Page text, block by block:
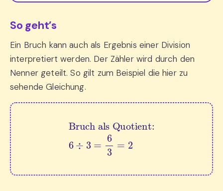
So geht’s
Ein Bruch kann auch als Ergebnis einer Division
interpretiert werden. Der Zähler wird durch den
Nenner geteilt. So gilt zum Beispiel die hier zu
sehende Gleichung.
Bruch als Quotient:6÷3=6